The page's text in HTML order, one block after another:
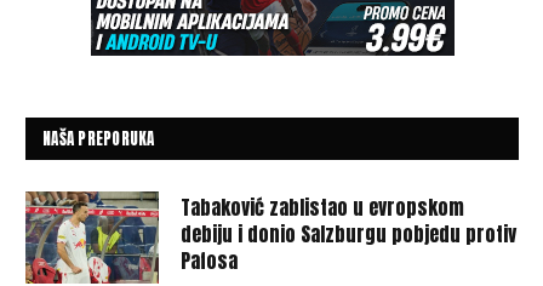
NAŠA PREPORUKA
Tabaković zablistao u evropskom
debiju i donio Salzburgu pobjedu protiv
Pafosa